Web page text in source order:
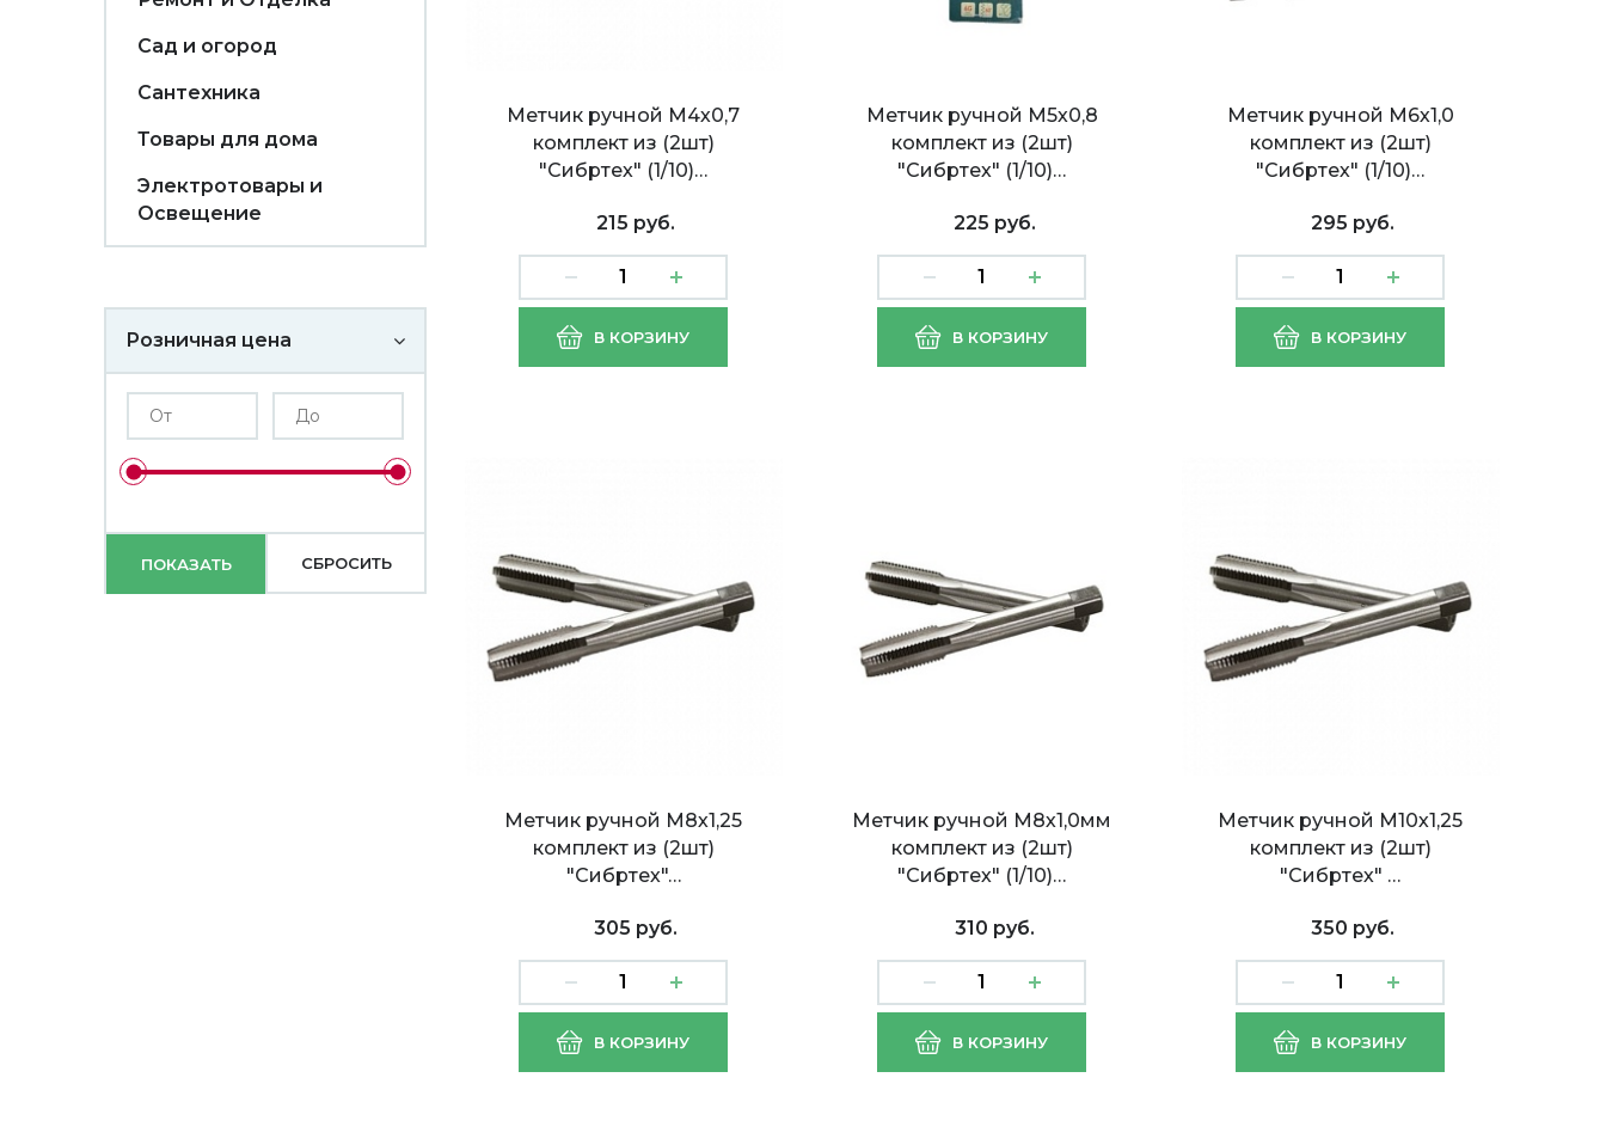
Сад и огород
Сантехника
Товары для дома
Электротовары и
Освещение
Розничная цена
Метчик ручной М4х0,7
комплект из (2шт)
"Сибртех" (1/10)…
комплект из (2шт)
"Сибртех" (1/10)
215 руб.
В КОРЗИНУ
Метчик ручной М5х0,8
комплект из (2шт)
"Сибртех" (1/10)…
комплект из (2шт)
"Сибртех" (1/10)
225 руб.
В КОРЗИНУ
Метчик ручной М6х1,0
комплект из (2шт)
"Сибртех" (1/10)…
комплект из (2шт)
"Сибртех" (1/10)
295 руб.
В КОРЗИНУ
Метчик ручной М8х1,25
комплект из (2шт)
"Сибртех"…
305 руб.
В КОРЗИНУ
Метчик ручной М8х1,0мм
комплект из (2шт)
"Сибртех" (1/10)…
310 руб.
В КОРЗИНУ
Метчик ручной М10х1,25
комплект из (2шт)
"Сибртех" …
350 руб.
В КОРЗИНУ